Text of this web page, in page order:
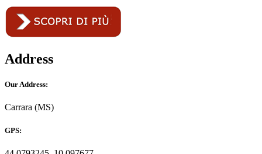
Address
Our Address:
Carrara (MS)
GPS: